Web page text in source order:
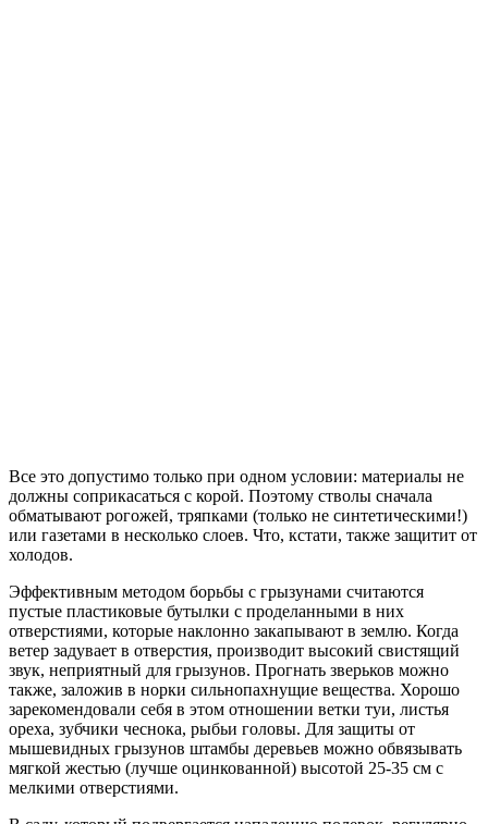
Все это допустимо только при одном условии: материалы не
должны соприкасаться с корой. Поэтому стволы сначала
обматывают рогожей, тряпками (только не синтетическими!)
или газетами в несколько слоев. Что, кстати, также защитит от
холодов.
Эффективным методом борьбы с грызунами считаются
пустые пластиковые бутылки с проделанными в них
отверстиями, которые наклонно закапывают в землю. Когда
ветер задувает в отверстия, производит высокий свистящий
звук, неприятный для грызунов. Прогнать зверьков можно
также, заложив в норки сильнопахнущие вещества. Хорошо
зарекомендовали себя в этом отношении ветки туи, листья
ореха, зубчики чеснока, рыбьи головы. Для защиты от
мышевидных грызунов штамбы деревьев можно обвязывать
мягкой жестью (лучше оцинкованной) высотой 25-35 см с
мелкими отверстиями.